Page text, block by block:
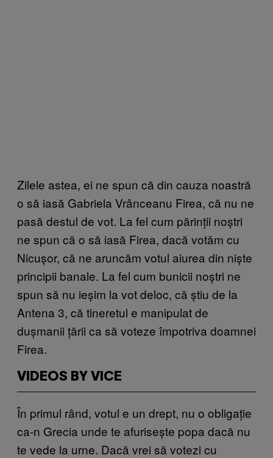
Zilele astea, ei ne spun că din cauza noastră
o să iasă Gabriela Vrânceanu Firea, că nu ne
pasă destul de vot. La fel cum părinții noștri
ne spun că o să iasă Firea, dacă votăm cu
Nicușor, că ne aruncăm votul aiurea din niște
principii banale. La fel cum bunicii noștri ne
spun să nu ieșim la vot deloc, că știu de la
Antena 3, că tineretul e manipulat de
dușmanii țării ca să voteze împotriva doamnei
Firea.
VIDEOS BY VICE
În primul rând, votul e un drept, nu o obligație
ca-n Grecia unde te afurisește popa dacă nu
te vede la urne. Dacă vrei să votezi cu